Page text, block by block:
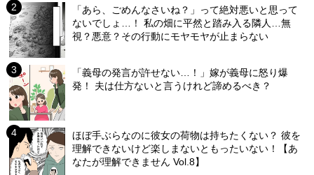
「あら、ごめんなさいね？」って絶対悪いと思って
ないでしょ…！ 私の畑に平然と踏み入る隣人…無
視？悪意？その行動にモヤモヤが止まらない
「義母の発言が許せない…！」嫁が義母に怒り爆
発！ 夫は仕方ないと言うけれど諦めるべき？
ほぼ手ぶらなのに彼女の荷物は持ちたくない？ 彼を
理解できないけど楽しまないともったいない！【あ
なたが理解できません Vol.8】